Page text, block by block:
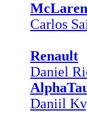
Carlos
Renault
Daniel
Daniil